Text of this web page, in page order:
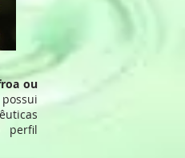
ou
perfil